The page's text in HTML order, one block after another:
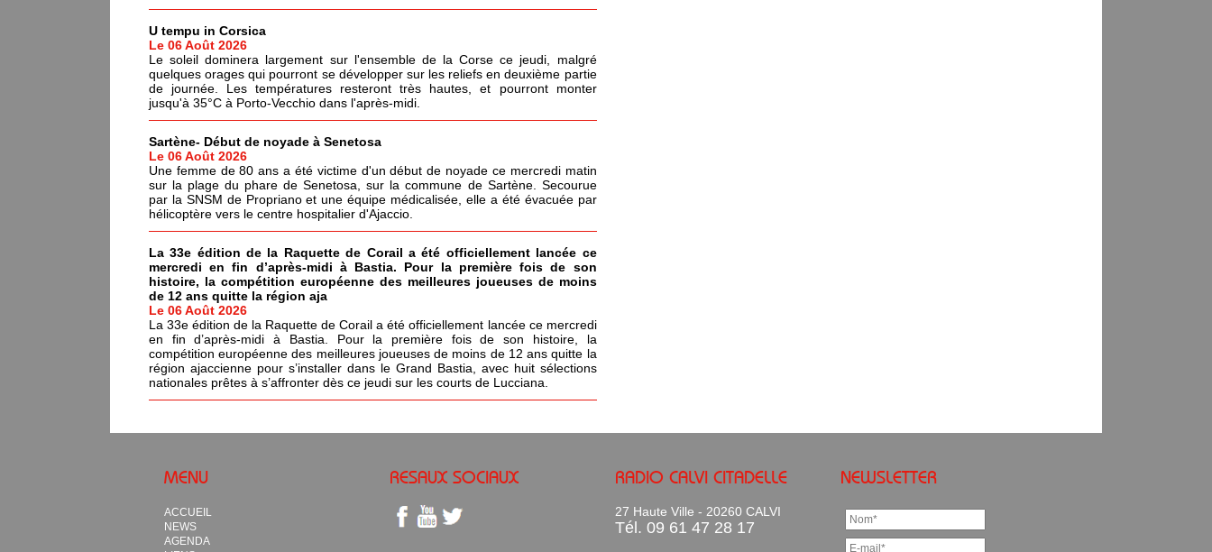
U tempu in Corsica
Le 06 Août 2026
Le soleil dominera largement sur l'ensemble de la Corse ce jeudi, malgré
quelques orages qui pourront se développer sur les reliefs en deuxième partie
de journée. Les températures resteront très hautes, et pourront monter
jusqu'à 35°C à Porto-Vecchio dans l'après-midi.
Sartène- Début de noyade à Senetosa
Le 06 Août 2026
Une femme de 80 ans a été victime d'un début de noyade ce mercredi matin
sur la plage du phare de Senetosa, sur la commune de Sartène. Secourue
par la SNSM de Propriano et une équipe médicalisée, elle a été évacuée par
hélicoptère vers le centre hospitalier d'Ajaccio.
La 33e édition de la Raquette de Corail a été officiellement lancée ce
mercredi en fin d’après-midi à Bastia. Pour la première fois de son
histoire, la compétition européenne des meilleures joueuses de moins
de 12 ans quitte la région aja
Le 06 Août 2026
La 33e édition de la Raquette de Corail a été officiellement lancée ce mercredi
en fin d’après-midi à Bastia. Pour la première fois de son histoire, la
compétition européenne des meilleures joueuses de moins de 12 ans quitte la
région ajaccienne pour s’installer dans le Grand Bastia, avec huit sélections
nationales prêtes à s’affronter dès ce jeudi sur les courts de Lucciana.
MENU
ACCUEIL
NEWS
AGENDA
RESAUX SOCIAUX RADIO CALVI CITADELLE
27 Haute Ville - 20260 CALVI
Tél. 09 61 47 28 17
NEWSLETTER